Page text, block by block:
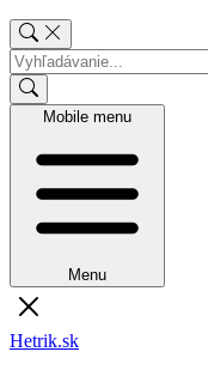
Mobile menu
Menu
Hetrik.sk